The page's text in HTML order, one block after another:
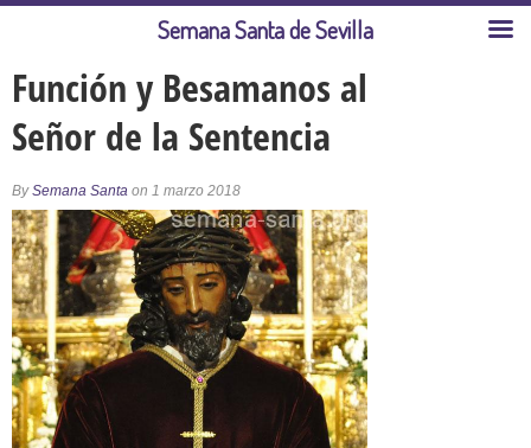
Función y Besamanos al
Señor de la Sentencia
BySemana Santa on 1 marzo 2018
Semana Santa de Sevilla